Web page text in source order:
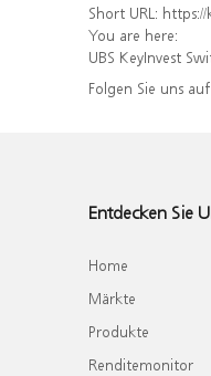
Short URL: https://
You are here:
UBS KeyInvest
Folgen Sie uns auf
Entdecken Sie
Home
Märkte
Produkte
Renditemonitor